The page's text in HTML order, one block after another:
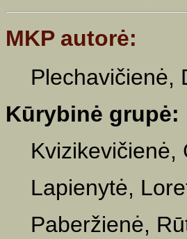
MKP autorė:
Plechavičienė,
Kūrybinė grupė:
Kvizikevičienė,
Lapienytė,
Paberžienė,